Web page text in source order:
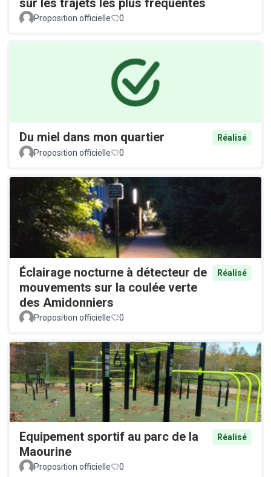
sur les trajets les plus fréquentés
Proposition officielle 0
Du miel dans mon quartier
Réalisé
Proposition officielle
0
Éclairage nocturne à détecteur de
mouvements sur la coulée verte
des Amidonniers
Réalisé
Proposition officielle 0
Equipement sportif au parc de la
Maourine
Réalisé
Proposition officielle 0